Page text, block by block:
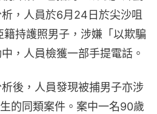
，人員於6月24日於尖沙咀
持護照男子，涉嫌「以欺騙
，人員檢獲一部手提電話。
後，人員發現被捕男子亦涉
的同類案件。案中一名90歲